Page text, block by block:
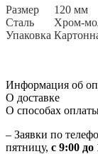
Размер
120 мм
Сталь
Хром-
Упаковка
Информация об
О доставке
О способах
– Заявки по
пятницу, с 9:00 до